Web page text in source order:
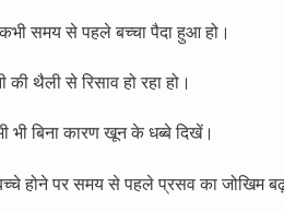
समय से पहले बच्चा पैदा हुआ हो।
की थैली से रिसाव हो रहा हो।
भी बिना कारण खून के धब्बे दिखें।
होने पर समय से पहले प्रसव का जोखिम